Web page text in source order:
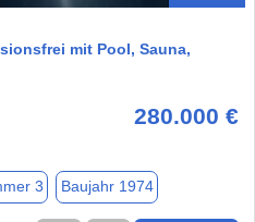
mit Pool, Sauna,
280.000 €
3 Baujahr 1974